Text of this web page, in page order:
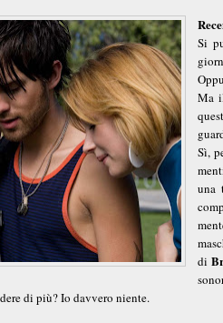
Si
Ma
Sì,
una
di
di più? Io davvero niente.